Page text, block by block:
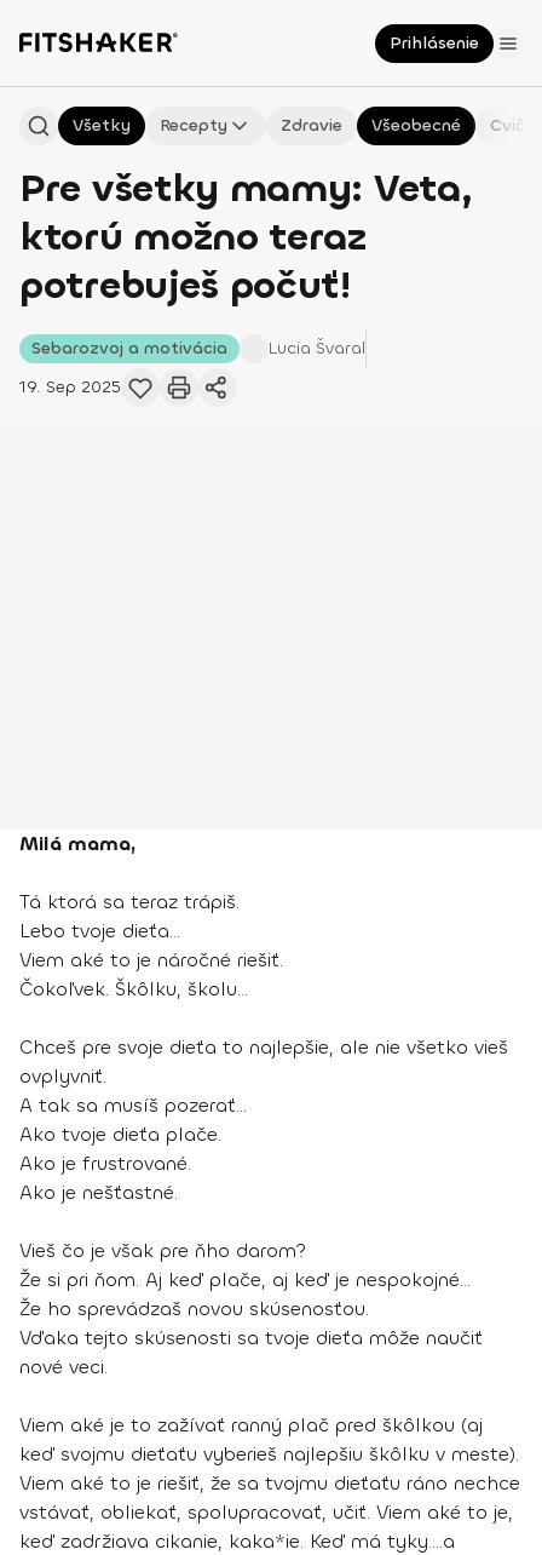
Prihlásenie
Všetky Recepty Zdravie Všeobecné
Pre všetky mamy: Veta,
ktorú možno teraz
potrebuješ počuť!
Sebarozvoj a motivácia Lucia Švaral
19. Sep 2025
Milá mama,
Tá ktorá sa teraz trápiš.
Lebo tvoje dieťa…
Viem aké to je náročné riešiť.
Čokoľvek. Škôlku, školu…
Chceš pre svoje dieťa to najlepšie, ale nie všetko vieš
ovplyvniť.
A tak sa musíš pozerať…
Ako tvoje dieťa plače.
Ako je frustrované.
Ako je nešťastné.
Vieš čo je však pre ňho darom?
Že si pri ňom. Aj keď plače, aj keď je nespokojné…
Že ho sprevádzaš novou skúsenosťou.
Vďaka tejto skúsenosti sa tvoje dieťa môže naučiť
nové veci.
Viem aké je to zažívať ranný plač pred škôlkou (aj
keď svojmu dieťaťu vyberieš najlepšiu škôlku v meste).
Viem aké to je riešiť, že sa tvojmu dieťaťu ráno nechce
vstávať, obliekať, spolupracovať, učiť. Viem aké to je,
keď zadržiava cikanie, kaka*ie. Keď má tyky….a